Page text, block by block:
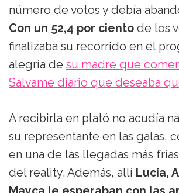
número de votos y debía
Con un 52,4 por ciento de los
finalizaba su recorrido en el
alegría de su madre que
Sálvame diario que deseaba
A recibirla en plató no acudía
su representante en las galas,
en una de las llegadas más
del reality. Además, allí Lucía,